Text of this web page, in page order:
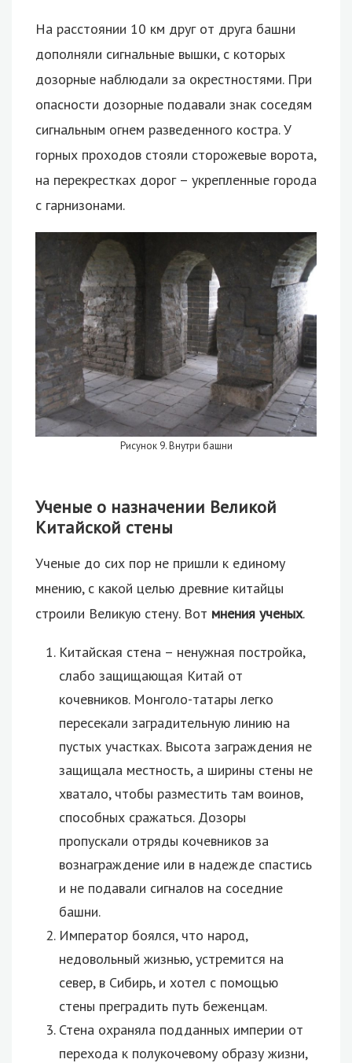
На расстоянии 10 км друг от друга башни
дополняли сигнальные вышки, с которых
дозорные наблюдали за окрестностями. При
опасности дозорные подавали знак соседям
сигнальным огнем разведенного костра. У
горных проходов стояли сторожевые ворота,
на перекрестках дорог – укрепленные города
с гарнизонами.
Рисунок 9. Внутри башни
Ученые о назначении Великой
Китайской стены
Ученые до сих пор не пришли к единому
мнению, с какой целью древние китайцы
строили Великую стену. Вот мнения ученых.
Китайская стена – ненужная постройка,
слабо защищающая Китай от
кочевников. Монголо-татары легко
пересекали заградительную линию на
пустых участках. Высота заграждения не
защищала местность, а ширины стены не
хватало, чтобы разместить там воинов,
способных сражаться. Дозоры
пропускали отряды кочевников за
вознаграждение или в надежде спастись
и не подавали сигналов на соседние
башни.
Император боялся, что народ,
недовольный жизнью, устремится на
север, в Сибирь, и хотел с помощью
стены преградить путь беженцам.
Стена охраняла подданных империи от
перехода к полукочевому образу жизни,